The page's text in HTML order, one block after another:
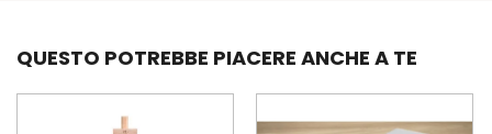
QUESTO POTREBBE PIACERE ANCHE A TE